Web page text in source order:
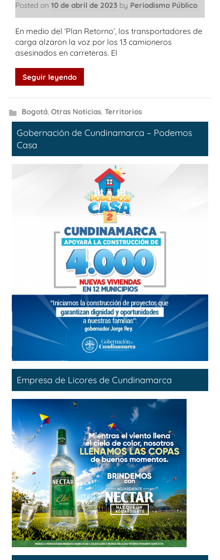
Posted on 10 de abril de 2023 by Periodismo Público
En medio del ‘Plan Retorno’, los transportadores de
carga alzaron la voz por los 13 camioneros
asesinados en carreteras. El
Seguir leyendo
Bogotá, Otras Noticias, Territorios
Gobernación de Cundinamarca – Podemos
Casa
Empresa de Licores de Cundinamarca